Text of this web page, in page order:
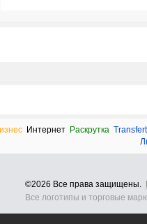
Интернет Раскрутка Transfert
©2026 Все права защищены.
Все логотипы и торговые